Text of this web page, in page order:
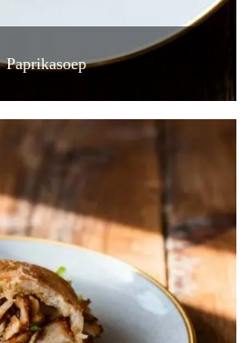
Paprikasoep